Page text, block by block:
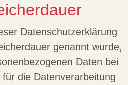
Datenschutzerklärung
genannt wurde,
Daten bei
die Datenverarbeitung